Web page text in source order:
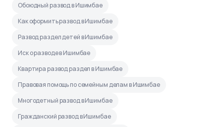
Обоюдный развод в Ишимбае
Как оформить развод в Ишимбае
Развод раздел детей в Ишимбае
Иск о разводе в Ишимбае
Квартира развод раздел в Ишимбае
Правовая помощь по семейным делам в Ишимбае
Многодетный развод в Ишимбае
Гражданский развод в Ишимбае